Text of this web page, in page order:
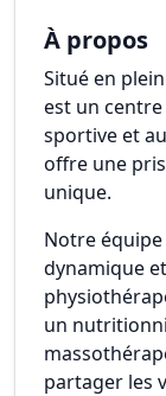
À propos
Situé en
est un
sportive et
offre une
unique.
Notre
dynamique
un
partager les